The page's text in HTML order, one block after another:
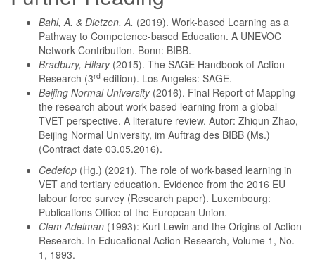
Bahl, A. & Dietzen, A. (2019). Work-based Learning as a
Pathway to Competence-based Education. A UNEVOC
Network Contribution. Bonn: BIBB.
Bradbury, Hilary(2015). The SAGE Handbook of Action
Research (3rd edition). Los Angeles: SAGE.
Beijing Normal University(2016). Final Report of Mapping
the research about work-based learning from a global
TVET perspective. A literature review. Autor: Zhiqun Zhao,
Beijing Normal University, im Auftrag des BIBB (Ms.)
(Contract date 03.05.2016).
Cedefop (Hg.) (2021). The role of work-based learning in
VET and tertiary education. Evidence from the 2016 EU
labour force survey (Research paper). Luxembourg:
Publications Office of the European Union.
Clem Adelman (1993): Kurt Lewin and the Origins of Action
Research. In Educational Action Research, Volume 1, No.
1, 1993.